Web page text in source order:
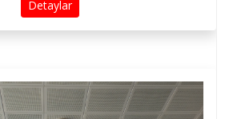
Detaylar